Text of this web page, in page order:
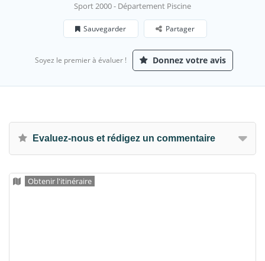
Sport 2000 - Département Piscine
Sauvegarder Partager
Soyez le premier à évaluer ! Donnez votre avis
Evaluez-nous et rédigez un commentaire
Obtenir l'itinéraire